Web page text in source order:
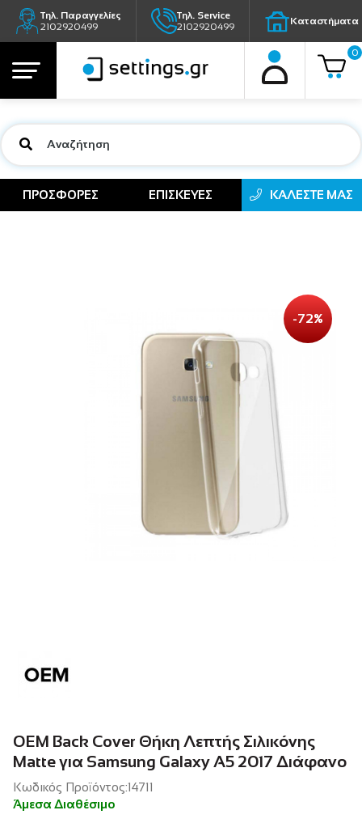
Τηλ. Παραγγελίες
2102920499
Τηλ. Service
2102920499
Καταστήματα
0
ΠΡΟΣΦΟΡΕΣ ΕΠΙΣΚΕΥΕΣ ΚΑΛΕΣΤΕ ΜΑΣ
-72%
OEM Back Cover Θήκη Λεπτής Σιλικόνης
Matte για Samsung Galaxy A5 2017 Διάφανο
Κωδικός Προϊόντος:14711
Άμεσα Διαθέσιμο